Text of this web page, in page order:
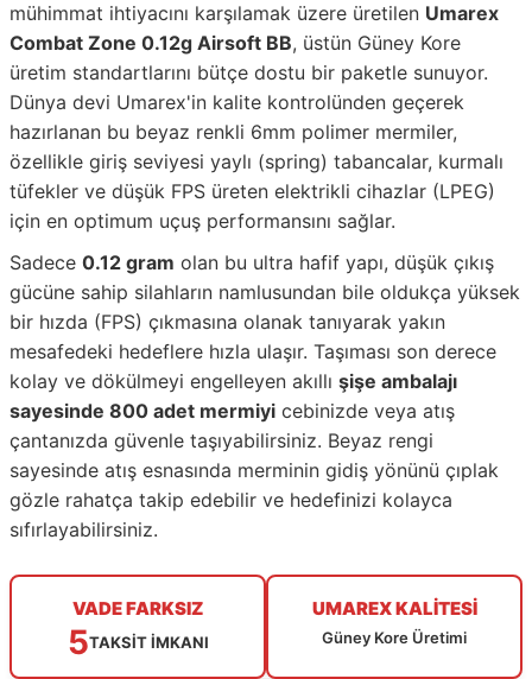
mühimmat ihtiyacını karşılamak üzere üretilen Umarex
Combat Zone 0.12g Airsoft BB, üstün Güney Kore
üretim standartlarını bütçe dostu bir paketle sunuyor.
Dünya devi Umarex'in kalite kontrolünden geçerek
hazırlanan bu beyaz renkli 6mm polimer mermiler,
özellikle giriş seviyesi yaylı (spring) tabancalar, kurmalı
tüfekler ve düşük FPS üreten elektrikli cihazlar (LPEG)
için en optimum uçuş performansını sağlar.
Sadece 0.12 gram olan bu ultra hafif yapı, düşük çıkış
gücüne sahip silahların namlusundan bile oldukça yüksek
bir hızda (FPS) çıkmasına olanak tanıyarak yakın
mesafedeki hedeflere hızla ulaşır. Taşıması son derece
kolay ve dökülmeyi engelleyen akıllı şişe ambalajı
sayesinde 800 adet mermiyi cebinizde veya atış
çantanızda güvenle taşıyabilirsiniz. Beyaz rengi
sayesinde atış esnasında merminin gidiş yönünü çıplak
gözle rahatça takip edebilir ve hedefinizi kolayca
sıfırlayabilirsiniz.
VADE FARKSIZ
5TAKSİT İMKANI
UMAREX KALİTESİ
Güney Kore Üretimi